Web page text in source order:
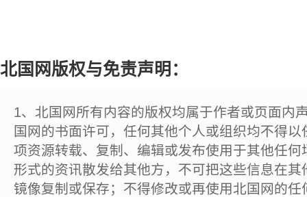
北国网版权与免责声明：
1、北国网所有内容的版权均属于作者或页面内
国网的书面许可，任何其他个人或组织均不得
项资源转载、复制、编辑或发布使用于其他任
形式的资讯散发给其他方，不可把这些信息在
镜像复制或保存；不得修改或再使用北国网的